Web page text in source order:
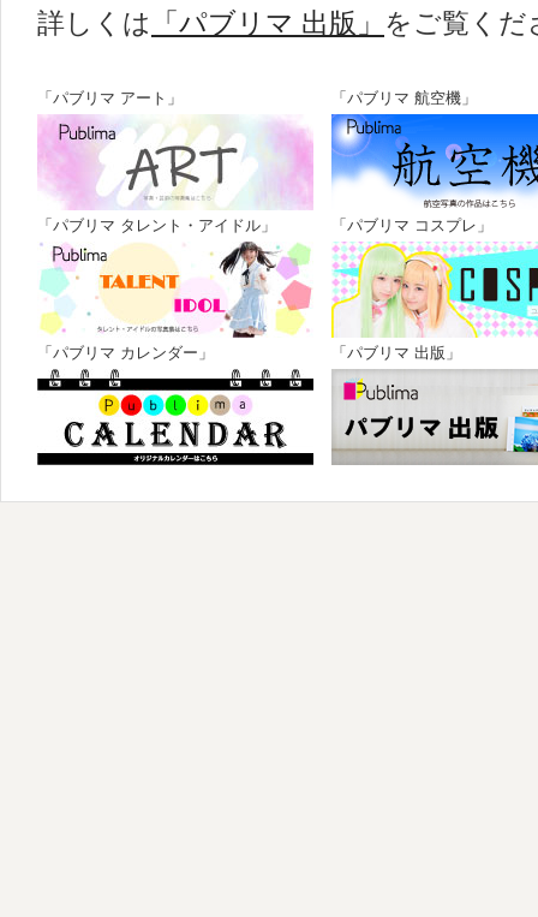
詳しくは
「パブリマ 出版」 をご覧くだ
「パブリマ アート」
パブリマ・アート
「パブリマ 航空機」
「パブリマ タレント・アイドル」
パブリマ・タレント・アイドル
「パブリマ コスプレ」
「パブリマ カレンダー」
パブリマ・出版
「パブリマ 出版」